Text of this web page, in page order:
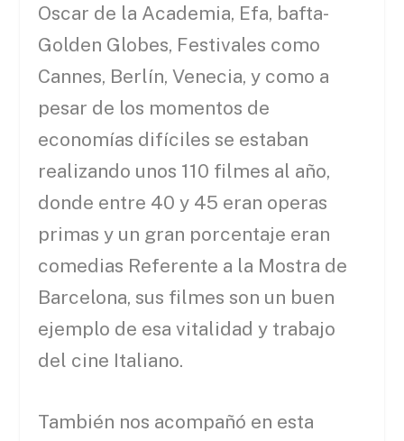
Oscar de la Academia, Efa, bafta-
Golden Globes, Festivales como
Cannes, Berlín, Venecia, y como a
pesar de los momentos de
economías difíciles se estaban
realizando unos 110 filmes al año,
donde entre 40 y 45 eran operas
primas y un gran porcentaje eran
comedias Referente a la Mostra de
Barcelona, sus filmes son un buen
ejemplo de esa vitalidad y trabajo
del cine Italiano.
También nos acompañó en esta